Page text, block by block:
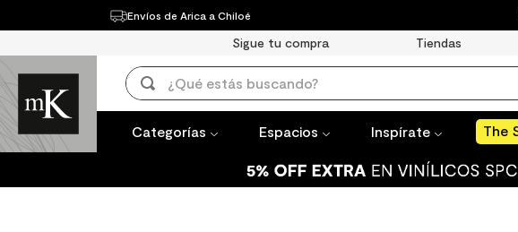
Envíos de Arica a Chiloé
Sigue tu compra Tiendas
¿Qué estás buscando?
Categorías Espacios Inspírate The
Categorías Espacios Inspírate The Sale
TÉRMINOS MÁS BUSCADOS
1. mueble baño
mampara
4. ceramica muro